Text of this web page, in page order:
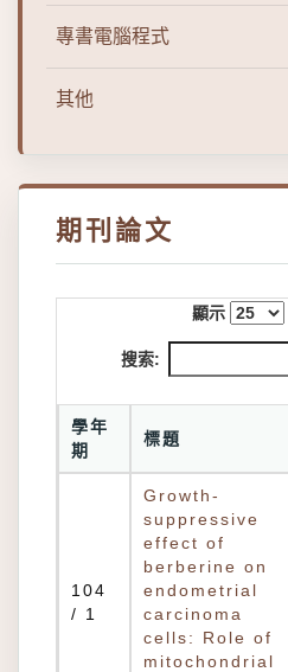
專書電腦程式
其他
期刊論文
顯示
搜索:
學年
期
標題
104
/ 1
Growth-
suppressive
effect of
berberine on
endometrial
carcinoma
cells: Role of
mitochondrial